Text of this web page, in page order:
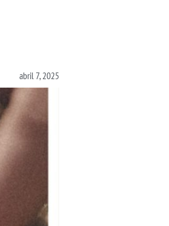
abril 7, 2025